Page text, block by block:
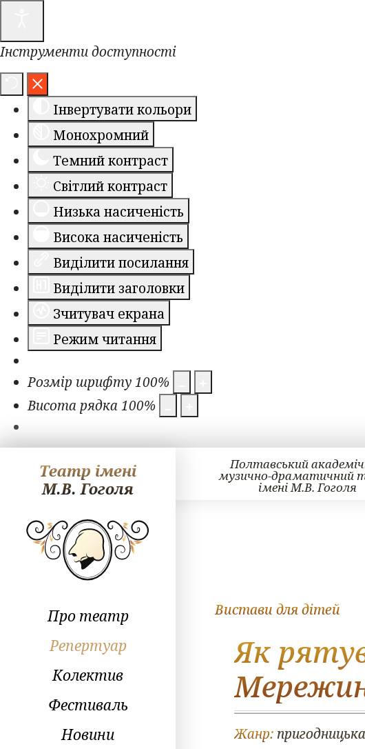
Інструменти доступності
Інвертувати кольори
Монохромний
Темний контраст
Світлий контраст
Низька насиченість
Висока насиченість
Виділити посилання
Виділити заголовки
Зчитувач екрана
Режим читання
Розмір шрифту100%
Висота рядка100%
Театр імені
М.В. Гоголя
Про театр
Репертуар
Колектив
Фестиваль
Новини
Полтавський
музично-драматичний
імені М.В. Гоголя
Вистави для дітей
Як
Жанр: